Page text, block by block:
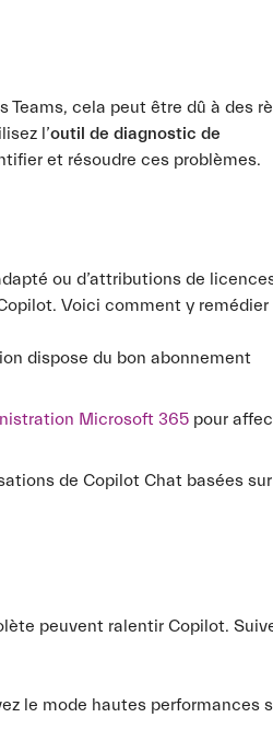
Teams, cela peut être dû à des
l’outil de diagnostic de
et résoudre ces problèmes.
ou d’attributions de
Voici comment y remédier
dispose du bon abonnement
Microsoft 365 pour
de Copilot Chat basées
peuvent ralentir Copilot.
le mode hautes performances